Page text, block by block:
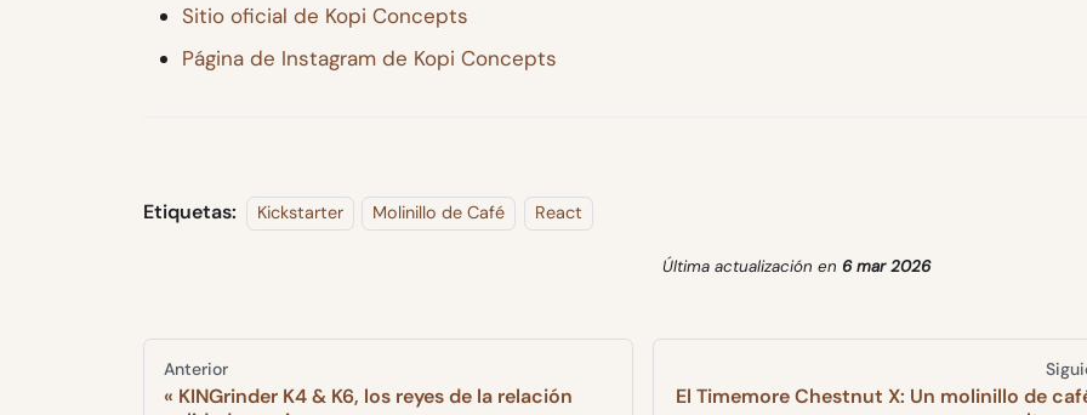
Sitio oficial de Kopi Concepts
Página de Instagram de Kopi Concepts
Etiquetas: Kickstarter Molinillo de Café React
Última actualización en 6 mar 2026
Anterior
KINGrinder K4 & K6, los reyes de la relación
El Timemore Chestnut X: Un molinillo de